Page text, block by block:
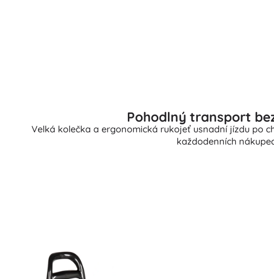
Pohodlný transport
Velká kolečka a ergonomická rukojeť usnadní jízdu po
každodenních